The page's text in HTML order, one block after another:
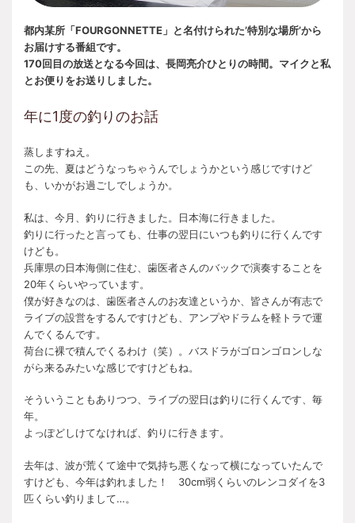
都内某所「FOURGONNETTE」と名付けられた’特別な場所’から
お届けする番組です。
170回目の放送となる今回は、長岡亮介ひとりの時間。マイクと私
とお便りをお送りしました。
年に1度の釣りのお話
蒸しますねえ。
この先、夏はどうなっちゃうんでしょうかという感じですけど
も、いかがお過ごしでしょうか。
私は、今月、釣りに行きました。日本海に行きました。
釣りに行ったと言っても、仕事の翌日にいつも釣りに行くんです
けども。
兵庫県の日本海側に住む、歯医者さんのバックで演奏することを
20年くらいやっています。
僕が好きなのは、歯医者さんのお友達というか、皆さんが有志で
ライブの設営をするんですけども、アンプやドラムを軽トラで運
んでくるんです。
荷台に裸で積んでくるわけ（笑）。バスドラがゴロンゴロンしな
がら来るみたいな感じですけどもね。
そういうこともありつつ、ライブの翌日は釣りに行くんです、毎
年。
よっぽどしけてなければ、釣りに行きます。
去年は、波が荒くて途中で気持ち悪くなって横になっていたんで
すけども、今年は釣れました！ 30cm弱くらいのレンコダイを3
匹くらい釣りまして…。